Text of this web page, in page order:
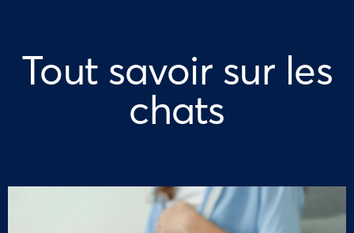
Tout savoir sur les
chats